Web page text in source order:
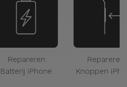
Repareren
Batterij iPhone
Repareren
Knoppen